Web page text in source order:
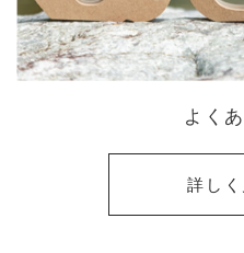
よく
詳しく